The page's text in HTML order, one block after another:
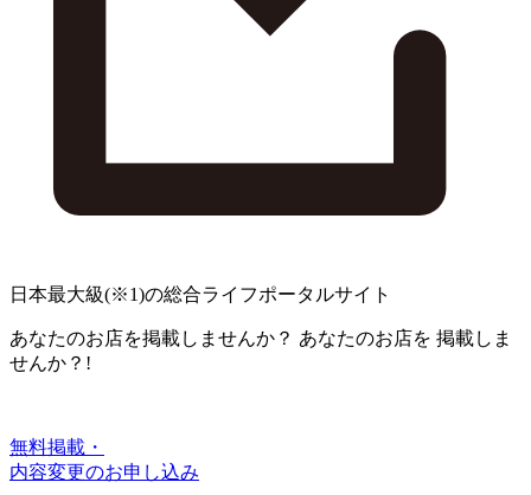
日本最大級(※1)の総合ライフポータルサイト
あなたのお店を掲載しませんか？ あなたのお店を 掲載しま
せんか？!
無料掲載・
内容変更のお申し込み